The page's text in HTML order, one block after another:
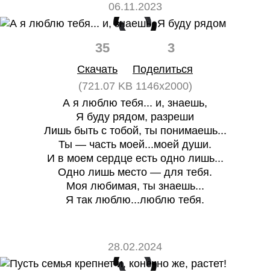
06.11.2023
35 3
Скачать
Поделиться
(721.07 KB 1146x2000)
А я люблю тебя... и, знаешь,
Я буду рядом, разреши
Лишь быть с тобой, ты понимаешь...
Ты — часть моей...моей души.
И в моем сердце есть одно лишь...
Одно лишь место — для тебя.
Моя любимая, ты знаешь...
Я так люблю...люблю тебя.
28.02.2024